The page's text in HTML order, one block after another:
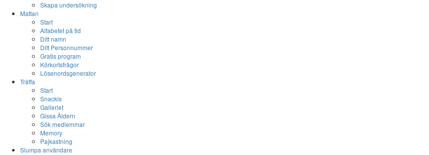
Skapa undersökning
Mattan
Start
Alfabetet på tid
Ditt namn
Ditt Personnummer
Gratis program
Körkortsfrågor
Lösenordsgenerator
Träffa
Start
Snackis
Galleriet
Gissa Åldern
Sök medlemmar
Memory
Pajkastning
Slumpa användare